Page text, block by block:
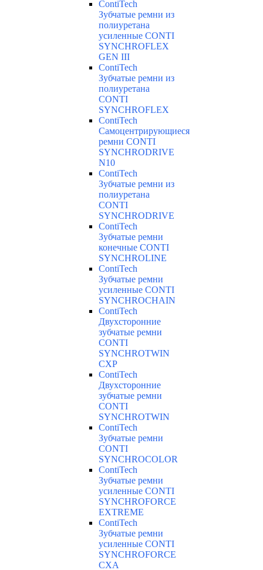
ContiTech
Зубчатые ремни из
полиуретана
усиленные CONTI
SYNCHROFLEX
GEN III
ContiTech
Зубчатые ремни из
полиуретана
CONTI
SYNCHROFLEX
ContiTech
Самоцентрирующиеся
ремни CONTI
SYNCHRODRIVE
N10
ContiTech
Зубчатые ремни из
полиуретана
CONTI
SYNCHRODRIVE
ContiTech
Зубчатые ремни
конечные CONTI
SYNCHROLINE
ContiTech
Зубчатые ремни
усиленные CONTI
SYNCHROCHAIN
ContiTech
Двухсторонние
зубчатые ремни
CONTI
SYNCHROTWIN
CXP
ContiTech
Двухсторонние
зубчатые ремни
CONTI
SYNCHROTWIN
ContiTech
Зубчатые ремни
CONTI
SYNCHROCOLOR
ContiTech
Зубчатые ремни
усиленные CONTI
SYNCHROFORCE
EXTREME
ContiTech
Зубчатые ремни
усиленные CONTI
SYNCHROFORCE
CXA